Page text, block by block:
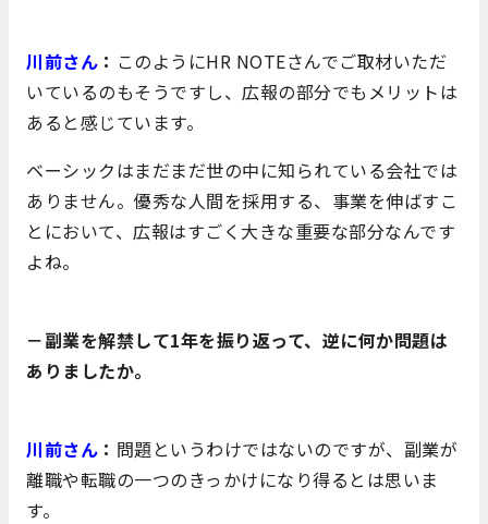
川前さん ： このようにHR NOTEさんでご取材いただ
いているのもそうですし、広報の部分でもメリットは
あると感じています。
ベーシックはまだまだ世の中に知られている会社では
ありません。優秀な人間を採用する、事業を伸ばすこ
とにおいて、広報はすごく大きな重要な部分なんです
よね。
－副業を解禁して1年を振り返って、逆に何か問題は
ありましたか。
川前さん ： 問題というわけではないのですが、副業が
離職や転職の一つのきっかけになり得るとは思いま
す。